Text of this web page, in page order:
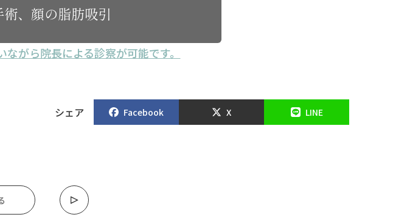
、顔の脂肪吸引
ながら院長による診察が可能です。
シェア Facebook X LINE